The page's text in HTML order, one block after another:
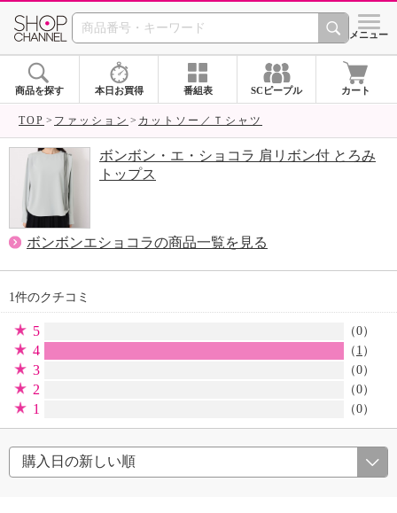
SHOP CHANNEL シメニュー
商品を探す 本日お買得 番組表 SCピープル カート
TOP ファッション カットソー／Ｔシャツ
ボンボン・エ・ショコラ 肩リボン付 とろみ
トップス
ボンボンエショコラの商品一覧を見る
1件のクチコミ
5 （0）
4 （ 1 ）
3 （0）
2 （0）
1 （0）